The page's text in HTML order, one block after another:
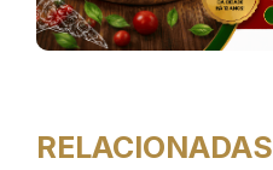
RELACIONADAS